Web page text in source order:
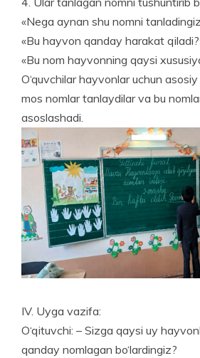
«Nega aynan shu nomni
«Bu hayvon qanday harakat
«Bu nom hayvonning qaysi
O‘quvchilar hayvonlar uchun asosiy
mos nomlar tanlaydilar va bu
asoslashadi.
IV. Uyga vazifa:
O‘qituvchi: – Sizga qaysi uy
qanday nomlagan bo‘lardingiz?